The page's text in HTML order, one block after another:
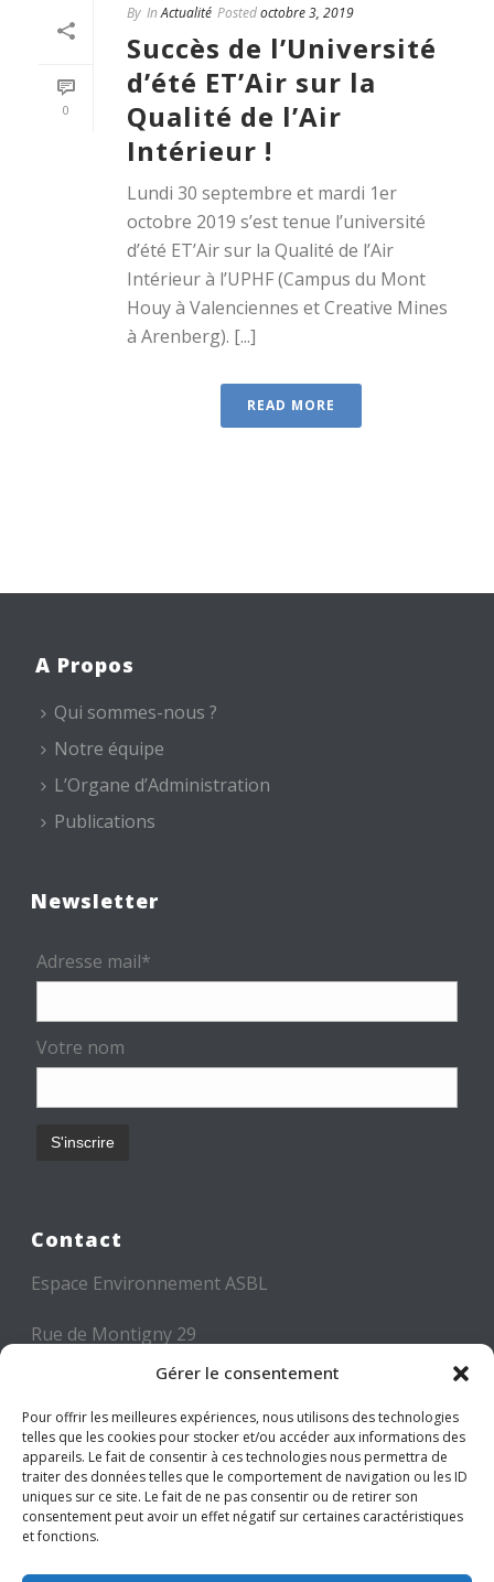
Gérer le consentement
Pour offrir les meilleures expériences, nous utilisons des technologies
telles que les cookies pour stocker et/ou accéder aux informations des
appareils. Le fait de consentir à ces technologies nous permettra de
traiter des données telles que le comportement de navigation ou les ID
uniques sur ce site. Le fait de ne pas consentir ou de retirer son
consentement peut avoir un effet négatif sur certaines caractéristiques
et fonctions.
0
By In Actualité Postedoctobre 3, 2019
Succès de l’Université
d’été ET’Air sur la
Qualité de l’Air
Intérieur !
Lundi 30 septembre et mardi 1er
octobre 2019 s’est tenue l’université
d’été ET’Air sur la Qualité de l’Air
Intérieur à l’UPHF (Campus du Mont
Houy à Valenciennes et Creative Mines
à Arenberg). [...]
READ MORE
A Propos
Qui sommes-nous ?
Notre équipe
L’Organe d’Administration
Publications
Newsletter
Adresse mail*
Votre nom
Contact
Espace Environnement ASBL
Rue de Montigny 29
6000 CHARLEROI
Tél: +32 71 300 300
Mail: info@espace-environnement.be
TVA BE 0416.116.340